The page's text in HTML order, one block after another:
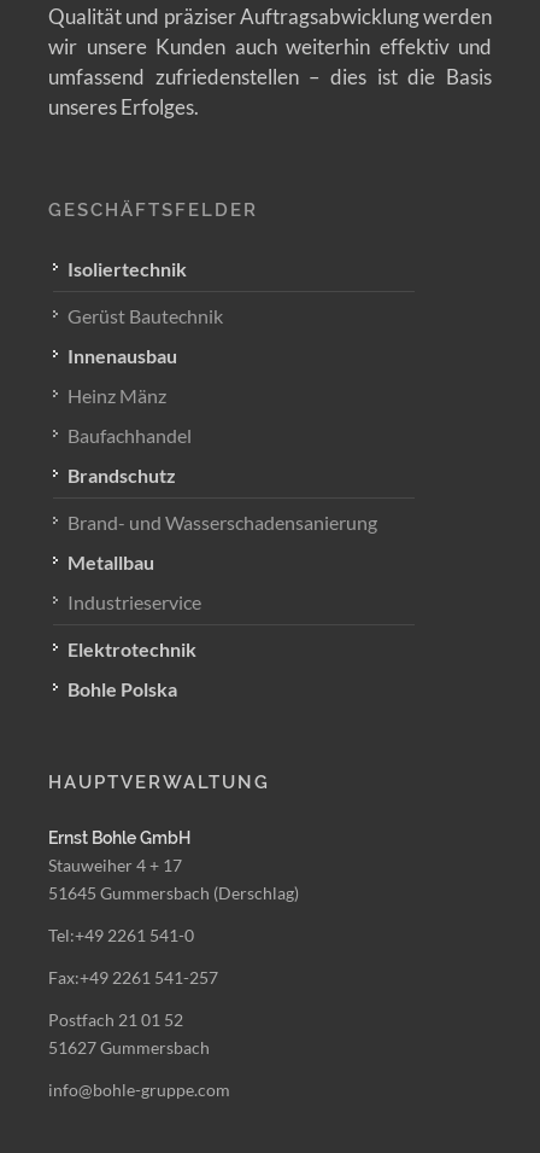
Qualität und präziser Auftragsabwicklung werden
wir unsere Kunden auch weiterhin effektiv und
umfassend zufriedenstellen – dies ist die Basis
unseres Erfolges.
GESCHÄFTSFELDER
Isoliertechnik
Gerüst Bautechnik
Innenausbau
Heinz Mänz
Baufachhandel
Brandschutz
Brand- und Wasserschadensanierung
Metallbau
Industrieservice
Elektrotechnik
Bohle Polska
HAUPTVERWALTUNG
Ernst Bohle GmbH
Stauweiher 4 + 17
51645 Gummersbach (Derschlag)
Tel:+49 2261 541-0
Fax:+49 2261 541-257
Postfach 21 01 52
51627 Gummersbach
info@bohle-gruppe.com